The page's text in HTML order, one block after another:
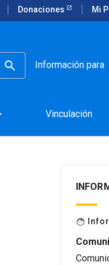
Donaciones Mi
Información para
Vinculación
la
face